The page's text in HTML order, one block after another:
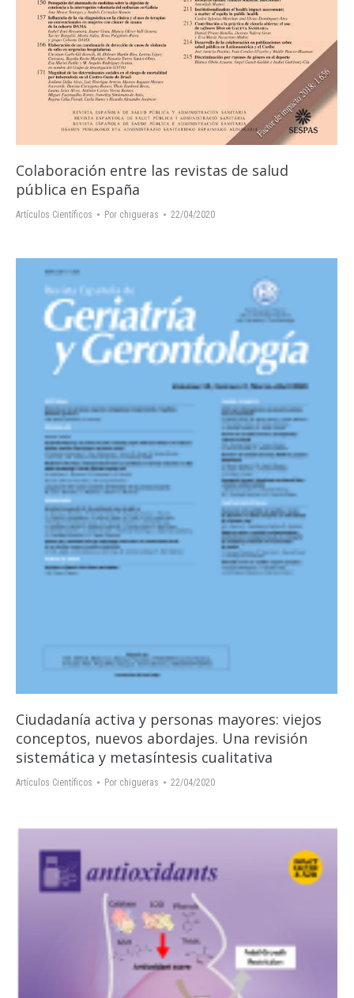
Colaboración entre las revistas de salud
pública en España
Artículos Científicos Por chigueras 22/04/2020
Ciudadanía activa y personas mayores: viejos
conceptos, nuevos abordajes. Una revisión
sistemática y metasíntesis cualitativa
Artículos Científicos Por chigueras 22/04/2020